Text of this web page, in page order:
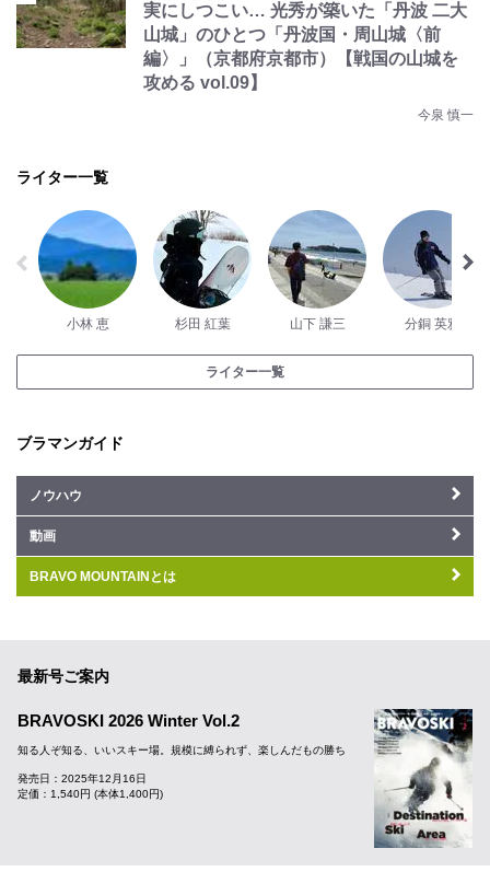
実にしつこい… 光秀が築いた「丹波 二大
山城」のひとつ「丹波国・周山城〈前
編〉」（京都府京都市）【戦国の山城を
攻める vol.09】
今泉 慎一
ライター一覧
小林 恵 杉田 紅葉 山下 謙三 分銅 英雅
ライター一覧
ブラマンガイド
ノウハウ
動画
BRAVO MOUNTAINとは
最新号ご案内
BRAVOSKI 2026 Winter Vol.2
知る人ぞ知る、いいスキー場。規模に縛られず、楽しんだもの勝ち
発売日：2025年12月16日
定価：1,540円 (本体1,400円)